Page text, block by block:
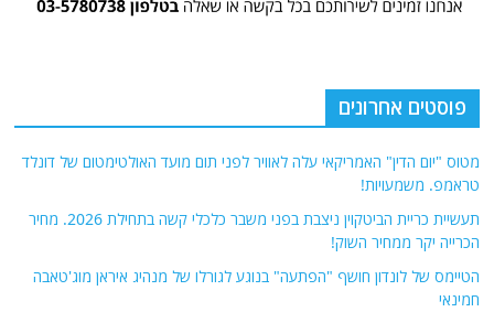
פוסטים אחרונים
מטוס "יום הדין" האמריקאי עלה לאוויר לפני תום מועד האולטימטום של דונלד
טראמפ. משמעויות!
תעשיית כריית הביטקוין ניצבת בפני משבר כלכלי קשה בתחילת 2026. מחיר
הכרייה יקר ממחיר השוק!
הטיימס של לונדון חושף "הפתעה" בנוגע לגורלו של מנהיג איראן מוג'טאבה
חמינאי